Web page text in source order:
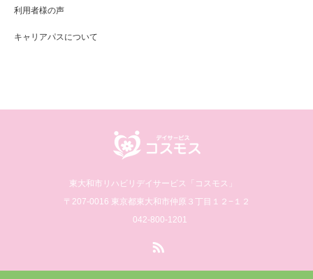
利用者様の声
キャリアパスについて
東大和市リハビリデイサービス「コスモス」
〒207-0016 東京都東大和市仲原３丁目１２−１２
042-800-1201